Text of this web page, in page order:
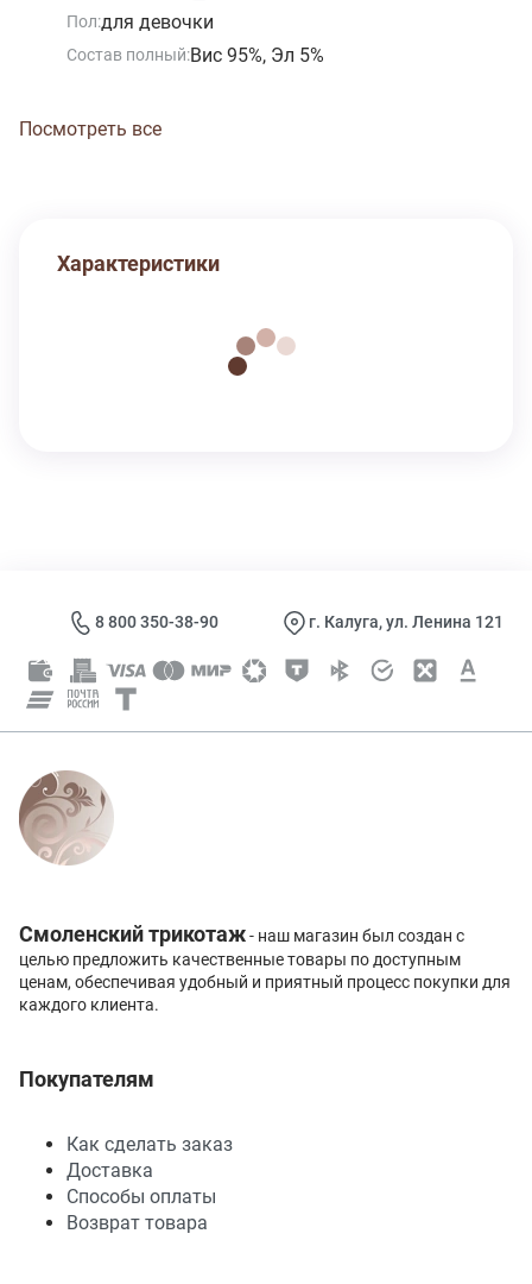
Пол:для девочки
Состав полный:Вис 95%, Эл 5%
Посмотреть все
Характеристики
8 800 350-38-90 г. Калуга, ул. Ленина 121
Смоленский трикотаж- наш магазин был создан с
целью предложить качественные товары по доступным
ценам, обеспечивая удобный и приятный процесс покупки для
каждого клиента.
Покупателям
Как сделать заказ
Доставка
Способы оплаты
Возврат товара